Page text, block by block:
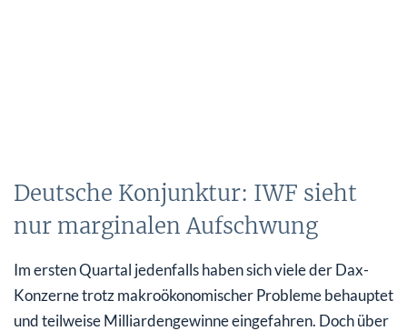
Deutsche Konjunktur: IWF sieht
nur marginalen Aufschwung
Im ersten Quartal jedenfalls haben sich viele der Dax-
Konzerne trotz makroökonomischer Probleme behauptet
und teilweise Milliardengewinne eingefahren. Doch über